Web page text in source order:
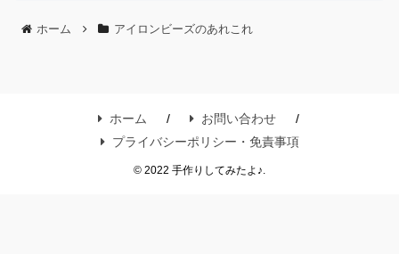
ホーム アイロンビーズのあれこれ
ホーム
お問い合わせ
プライバシーポリシー・免責事項
© 2022 手作りしてみたよ♪.